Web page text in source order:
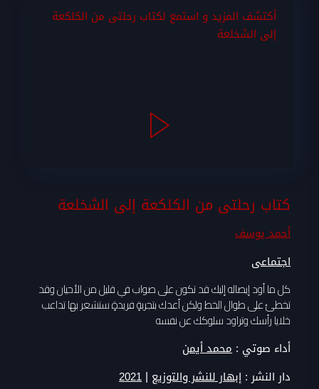
أكتشف المزيد و استمع لكتاب رحلتى من الكلكعة
إلى الشخلعة
كتاب رحلتى من الكلكعة إلى الشخلعة
أحمد يوسف
اجتماعى
كل ما أود إيصاله إليك قد تكون على صواب في قليل من الأحيان وقد
تخطئ على طوال الخط ولكن أعدك بتجربةٍ فريدةٍ ستشعر بها تداعب
خلايا رأسك وتراود سلوكك عن نفسه
أداء صوتي :محمد أيمن
دار النشر : إبهار للنشر والتوزيع |
2021